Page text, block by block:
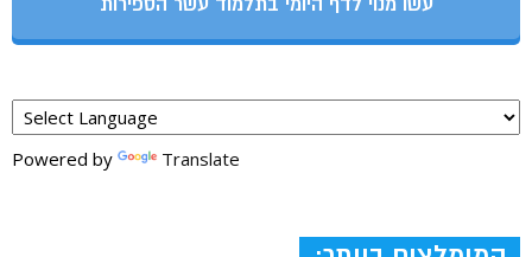
Powered by Translate